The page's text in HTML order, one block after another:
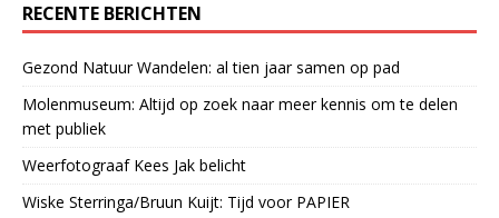
RECENTE BERICHTEN
Gezond Natuur Wandelen: al tien jaar samen op pad
Molenmuseum: Altijd op zoek naar meer kennis om te delen
met publiek
Weerfotograaf Kees Jak belicht
Wiske Sterringa/Bruun Kuijt: Tijd voor PAPIER